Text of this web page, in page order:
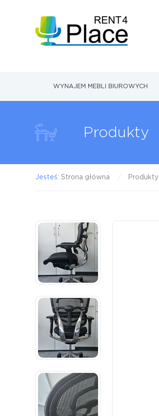
WYNAJEM MEBLI BIUROWYCH
Produkty
Jesteś: Strona główna Produkty